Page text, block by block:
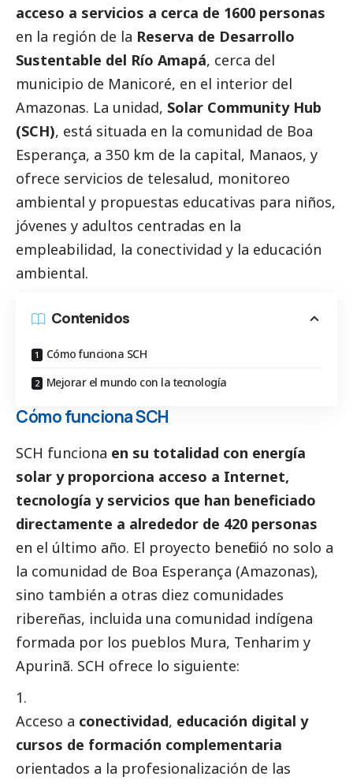
acceso a servicios a cerca de 1600 personas
en la región de la Reserva de Desarrollo
Sustentable del Río Amapá, cerca del
municipio de Manicoré, en el interior del
Amazonas. La unidad, Solar Community Hub
(SCH), está situada en la comunidad de Boa
Esperança, a 350 km de la capital, Manaos, y
ofrece servicios de telesalud, monitoreo
ambiental y propuestas educativas para niños,
jóvenes y adultos centradas en la
empleabilidad, la conectividad y la educación
ambiental.
Contenidos
Cómo funciona SCH
Mejorar el mundo con la tecnología
Cómo funciona SCH
SCH funciona en su totalidad con energía
solar y proporciona acceso a Internet,
tecnología y servicios que han beneficiado
directamente a alrededor de 420 personas
en el último año. El proyecto benefició no solo a
la comunidad de Boa Esperança (Amazonas),
sino también a otras diez comunidades
ribereñas, incluida una comunidad indígena
formada por los pueblos Mura, Tenharim y
Apurinã. SCH ofrece lo siguiente:
Acceso a conectividad, educación digital y
cursos de formación complementaria
orientados a la profesionalización de las